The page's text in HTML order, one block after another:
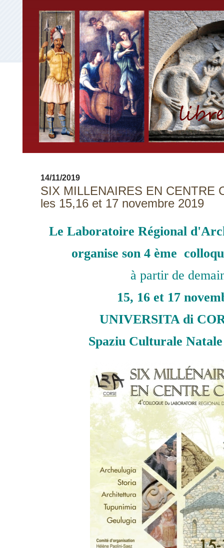
14/11/2019
SIX MILLENAIRES EN CENTRE
les 15,16 et 17 novembre 2019
Le Laboratoire Régional
organise son 4 ème
à partir de
15, 16 et 17
UNIVERSITA di
Spaziu Culturale